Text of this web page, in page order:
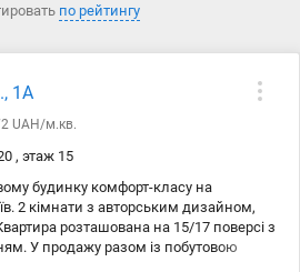
по рейтингу
1А
UAH/м.кв.
, этаж 15
будинку комфорт-класу на
2 кімнати з авторським дизайном,
розташована на 15/17 поверсі з
У продажу разом із побутовою